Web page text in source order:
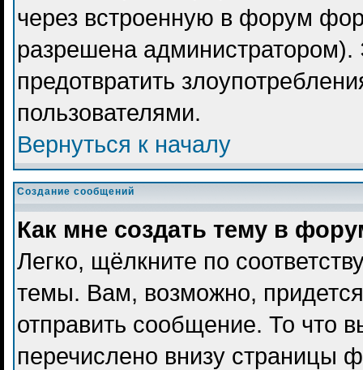
через встроенную в форум
разрешена
предотвратить
пользователями.
Вернуться к началу
Создание сообщений
Как мне создать тему в
Легко, щёлкните по
темы. Вам, возможно,
отправить сообщение. То что
перечислено внизу страницы